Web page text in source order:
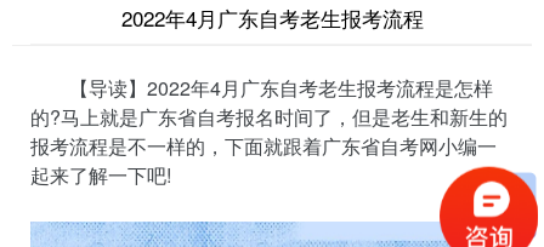
2022年4月广东自考老生报考流程
【导读】2022年4月广东自考老生报考流程是怎样
的?马上就是广东省自考报名时间了，但是老生和新生的
报考流程是不一样的，下面就跟着广东省自考网小编一
起来了解一下吧!